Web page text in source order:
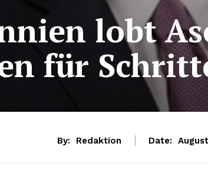
lobt
für
By: Redaktion Date: